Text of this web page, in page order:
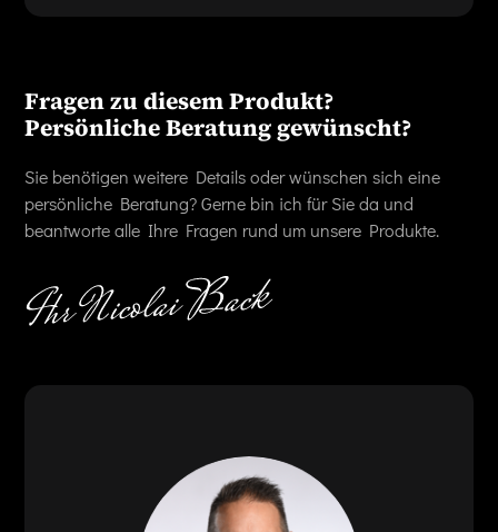
Fragen zu diesem Produkt?
Persönliche Beratung gewünscht?
Sie benötigen weitere Details oder wünschen sich eine
persönliche Beratung? Gerne bin ich für Sie da und
beantworte alle Ihre Fragen rund um unsere Produkte.